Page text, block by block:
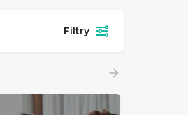
Filtry